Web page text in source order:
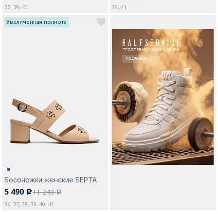
37, 39, 40
39, 41
Увеличенная полнота
Босоножки женские БЕРТА
5 490 c11 240a
36, 37, 38, 39, 40, 41